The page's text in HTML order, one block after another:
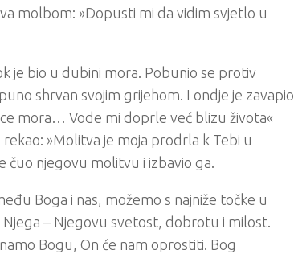
molbom: »Dopusti mi da vidim svjetlo u
je bio u dubini mora. Pobunio se protiv
shrvan svojim grijehom. I ondje je zavapio
mora… Vode mi doprle već blizu života«
»Molitva je moja prodrla k Tebi u
čuo njegovu molitvu i izbavio ga.
Boga i nas, možemo s najniže točke u
– Njegovu svetost, dobrotu i milost.
Bogu, On će nam oprostiti. Bog